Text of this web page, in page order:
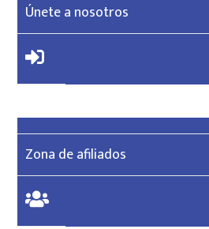
Únete a nosotros
Zona de afiliados